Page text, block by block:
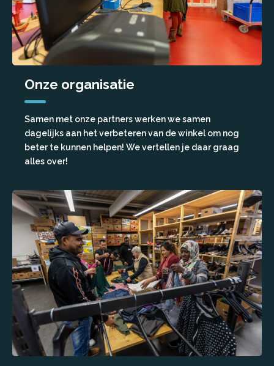
Onze organisatie
Samen met onze partners werken we samen
dagelijks aan het verbeteren van de winkel om nog
beter te kunnen helpen! We vertellen je daar graag
alles over!